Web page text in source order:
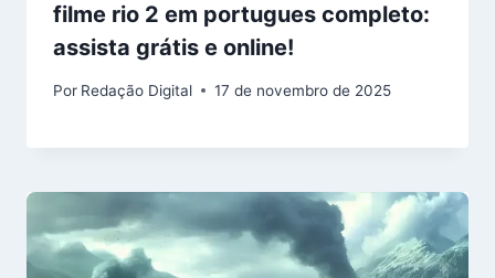
filme rio 2 em portugues completo:
assista grátis e online!
Por Redação Digital 17 de novembro de 2025